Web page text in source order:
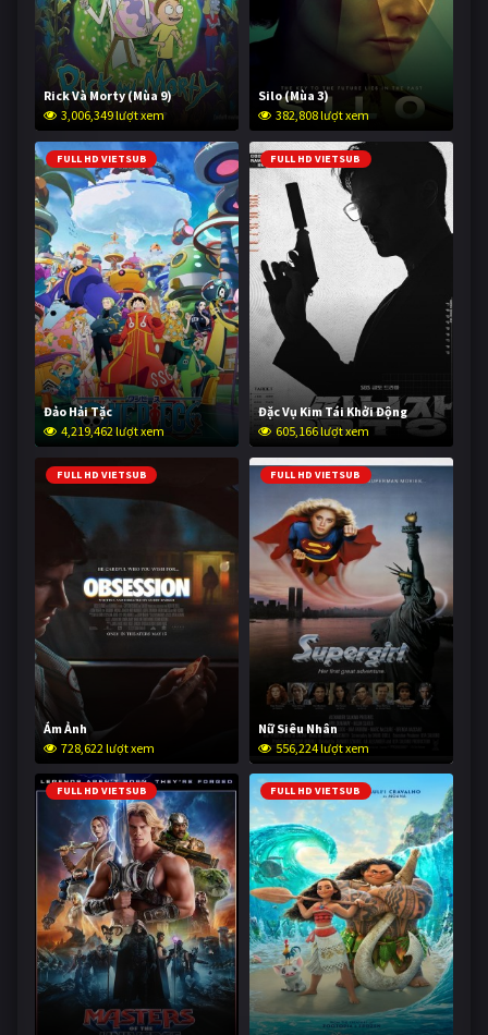
Rick Và Morty (Mùa 9)
3,006,349 lượt xem
Silo (Mùa 3)
382,808 lượt xem
FULL HD VIETSUB
Đảo Hải Tặc
4,219,462 lượt xem
FULL HD VIETSUB
Đặc Vụ Kim Tái Khởi Động
605,166 lượt xem
FULL HD VIETSUB
Ám Ảnh
728,622 lượt xem
FULL HD VIETSUB
Nữ Siêu Nhân
556,224 lượt xem
FULL HD VIETSUB FULL HD VIETSUB